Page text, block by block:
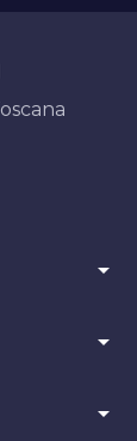
arrow_drop_down
arrow_drop_down
arrow_drop_down